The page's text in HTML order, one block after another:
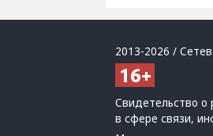
2013-2026 /
Свидетельство
в сфере связи,